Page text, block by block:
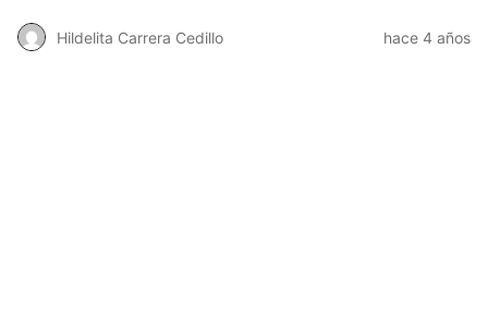
Hildelita Carrera Cedillo hace 4 años